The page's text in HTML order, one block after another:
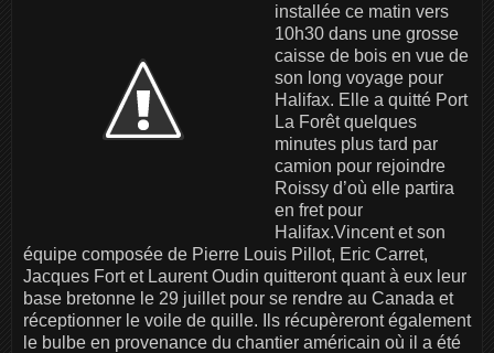
installée ce matin vers
10h30 dans une grosse
caisse de bois en vue de
son long voyage pour
Halifax. Elle a quitté Port
La Forêt quelques
minutes plus tard par
camion pour rejoindre
Roissy d’où elle partira
en fret pour
Halifax.Vincent et son
équipe composée de Pierre Louis Pillot, Eric Carret,
Jacques Fort et Laurent Oudin quitteront quant à eux leur
base bretonne le 29 juillet pour se rendre au Canada et
réceptionner le voile de quille. Ils récupèreront également
le bulbe en provenance du chantier américain où il a été